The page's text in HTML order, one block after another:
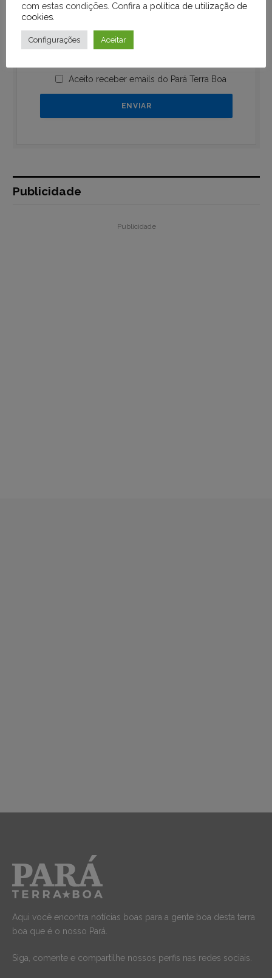
Aceito receber emails do Pará Terra Boa
Publicidade
Publicidade
Aqui você encontra notícias boas para a gente boa desta terra
boa que é o nosso Pará.
Siga, comente e compartilhe nossos perfis nas redes sociais.
com estas condições. Confira a política de utilização de
cookies
Configurações Aceitar